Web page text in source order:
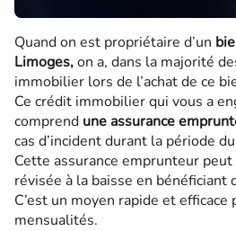
Quand on est propriétaire d’un
Limoges,on a, dans la majorité
immobilier lors de l’achat de ce
Ce crédit immobilier qui vous a
comprend une assurance
cas d’incident durant la période
Cette assurance emprunteur
révisée à la baisse en bénéficiant
C’est un moyen rapide et
mensualités.